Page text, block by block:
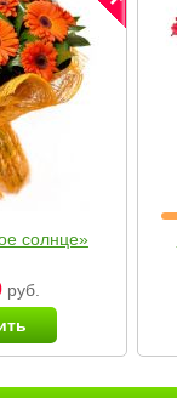
солнце»
руб.